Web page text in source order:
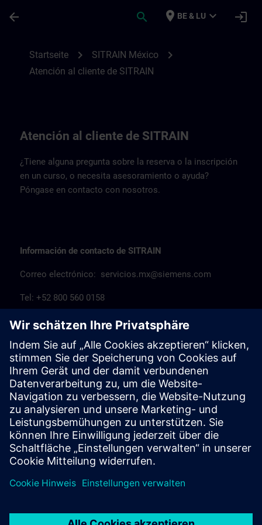
arrow_back search place BE & LU expand_more login
Startseite chevron_right SITRAIN México chevron_right
Atención al cliente de SITRAIN
Atención al cliente de SITRAIN
¿Tiene alguna pregunta sobre la reserva o la inscripción
en un curso, o necesita asesoramiento o ayuda?
Póngase en contacto con nosotros.
Información de contacto de SITRAIN
Correo electrónico: servicios.mx@siemens.com
Tel: +52 800 560 0158